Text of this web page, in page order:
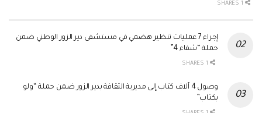
إجراء 7 عمليات تنظير هضمي في مستشفى دير الزور الوطني ضمن
حملة “شفاء 4”
وصول 4 آلاف كتاب إلى مديرية الثقافة بدير الزور ضمن حملة “ولو
بكتاب”